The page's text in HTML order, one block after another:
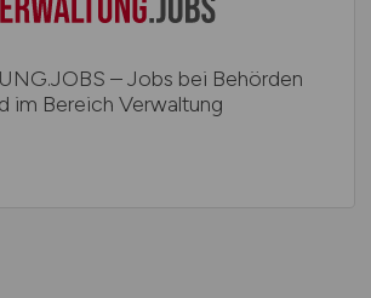
– Jobs bei Behörden
im Bereich Verwaltung